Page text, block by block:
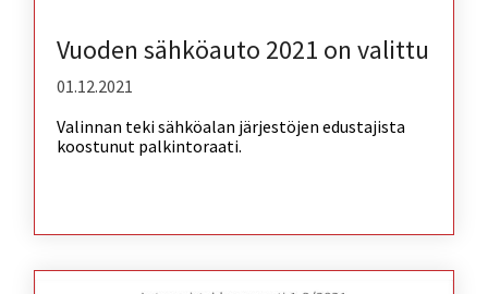
Vuoden sähköauto 2021 on valittu
01.12.2021
Valinnan teki sähköalan järjestöjen edustajista
koostunut palkintoraati.